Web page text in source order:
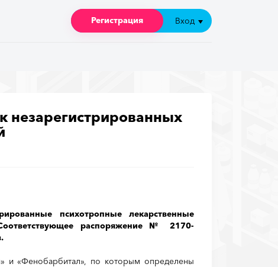
Регистрация Вход
Регистрация Вход
незарегистрированных
психотропные лекарственные
распоряжение № 2170-
и «Фенобарбитал», по которым определены